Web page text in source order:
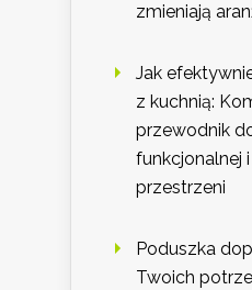
zmieniają
Jak
z kuchnią:
przewodnik
funkcjonalnej
przestrzeni
Poduszka
Twoich